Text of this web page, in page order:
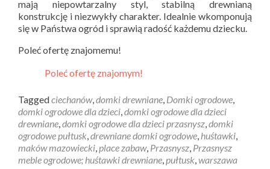
mają niepowtarzalny styl, stabilną drewnianą
konstrukcję i niezwykły charakter. Idealnie wkomponują
się w Państwa ogród i sprawią radość każdemu dziecku.
Poleć ofertę znajomemu!
Poleć ofertę znajomym!
Taggedciechanów,domki drewniane, Domki ogrodowe,
domki ogrodowe dla dzieci,domki ogrodowe dla dzieci
drewniane,domki ogrodowe dla dzieci przasnysz,domki
ogrodowe pułtusk,drewniane domki ogrodowe, huśtawki,
maków mazowiecki,place zabaw, Przasnysz, Przasnysz
meble ogrodowe; huśtawki drewniane,pułtusk,warszawa